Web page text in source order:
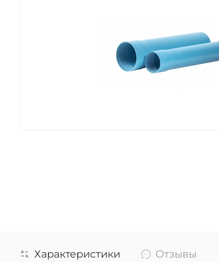
Характеристики Отзывы